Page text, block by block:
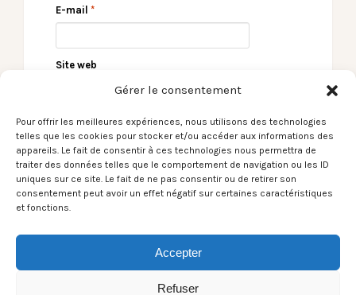
Gérer le consentement
Pour offrir les meilleures expériences, nous utilisons des technologies
telles que les cookies pour stocker et/ou accéder aux informations des
appareils. Le fait de consentir à ces technologies nous permettra de
traiter des données telles que le comportement de navigation ou les ID
uniques sur ce site. Le fait de ne pas consentir ou de retirer son
consentement peut avoir un effet négatif sur certaines caractéristiques
et fonctions.
Accepter
Refuser
E-mail *
Site web